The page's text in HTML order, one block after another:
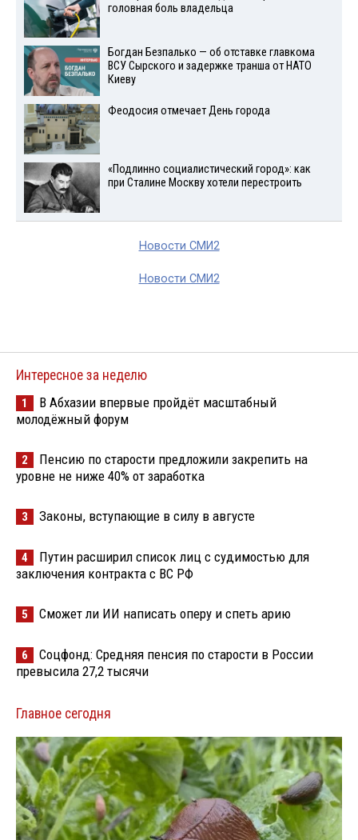
головная боль владельца
Богдан Безпалько — об отставке главкома
ВСУ Сырского и задержке транша от НАТО
Киеву
Феодосия отмечает День города
«Подлинно социалистический город»: как
при Сталине Москву хотели перестроить
Новости СМИ2
Новости СМИ2
Интересное за неделю
1
В Абхазии впервые пройдёт масштабный
молодёжный форум
2
Пенсию по старости предложили закрепить на
уровне не ниже 40% от заработка
3 Законы, вступающие в силу в августе
4
Путин расширил список лиц с судимостью для
заключения контракта с ВС РФ
5 Сможет ли ИИ написать оперу и спеть арию
6
Соцфонд: Средняя пенсия по старости в России
превысила 27,2 тысячи
Главное сегодня